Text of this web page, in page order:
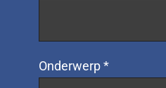
Onderwerp *